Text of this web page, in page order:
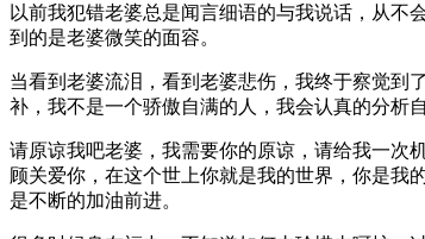
以前我犯错老婆总是闻言细语的与我说话，从
到的是老婆微笑的面容。
当看到老婆流泪，看到老婆悲伤，我终于察觉到
补，我不是一个骄傲自满的人，我会认真的分析
请原谅我吧老婆，我需要你的原谅，请给我一次
顾关爱你，在这个世上你就是我的世界，你是我
是不断的加油前进。